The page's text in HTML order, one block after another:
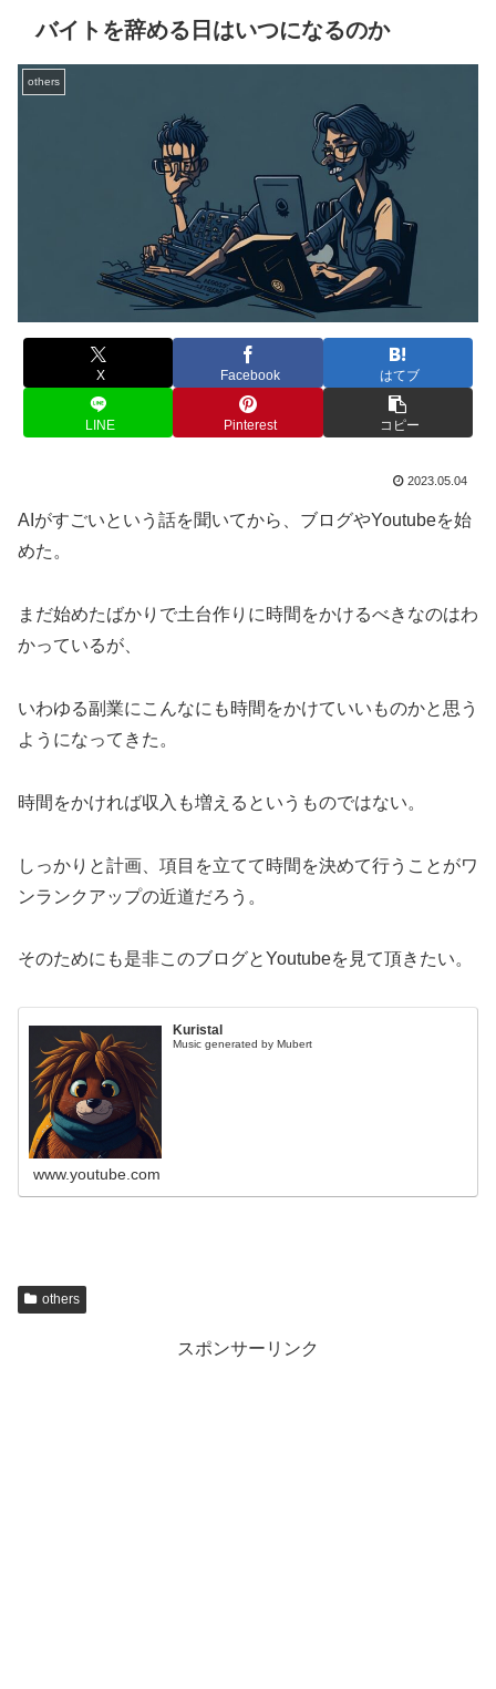
バイトを辞める日はいつになるのか
others
X Facebook はてブ
LINE Pinterest コピー
2023.05.04
AIがすごいという話を聞いてから、ブログやYoutubeを始
めた。
まだ始めたばかりで土台作りに時間をかけるべきなのはわ
かっているが、
いわゆる副業にこんなにも時間をかけていいものかと思う
ようになってきた。
時間をかければ収入も増えるというものではない。
しっかりと計画、項目を立てて時間を決めて行うことがワ
ンランクアップの近道だろう。
そのためにも是非このブログとYoutubeを見て頂きたい。
Kuristal
Music generated by Mubert
www.youtube.com
others
スポンサーリンク